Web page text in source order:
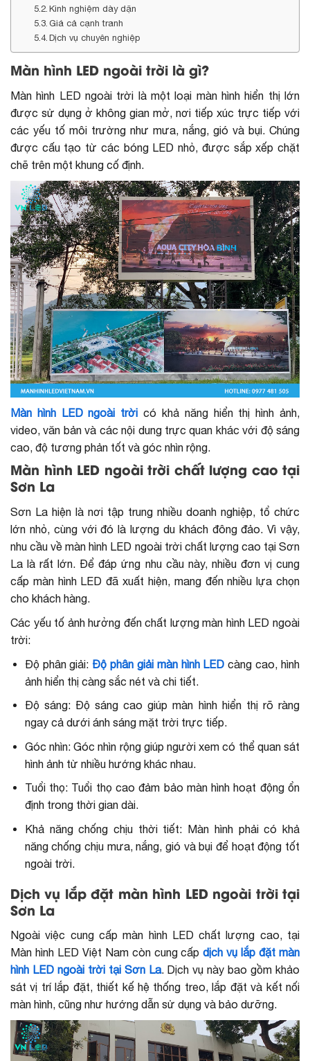
Kinh nghiệm dày dặn
Giá cả cạnh tranh
Dịch vụ chuyên nghiệp
Màn hình LED ngoài trời là gì?
Màn hình LED ngoài trời là một loại màn hình hiển thị lớn
được sử dụng ở không gian mở, nơi tiếp xúc trực tiếp với
các yếu tố môi trường như mưa, nắng, gió và bụi. Chúng
được cấu tạo từ các bóng LED nhỏ, được sắp xếp chặt
chẽ trên một khung cố định.
Màn hình LED ngoài trời có khả năng hiển thị hình ảnh,
video, văn bản và các nội dung trực quan khác với độ sáng
cao, độ tương phản tốt và góc nhìn rộng.
Màn hình LED ngoài trời chất lượng cao tại
Sơn La
Sơn La hiện là nơi tập trung nhiều doanh nghiệp, tổ chức
lớn nhỏ, cùng với đó là lượng du khách đông đảo. Vì vậy,
nhu cầu về màn hình LED ngoài trời chất lượng cao tại Sơn
La là rất lớn. Để đáp ứng nhu cầu này, nhiều đơn vị cung
cấp màn hình LED đã xuất hiện, mang đến nhiều lựa chọn
cho khách hàng.
Các yếu tố ảnh hưởng đến chất lượng màn hình LED ngoài
trời:
Độ phân giải: Độ phân giải màn hình LED càng cao, hình
ảnh hiển thị càng sắc nét và chi tiết.
Độ sáng: Độ sáng cao giúp màn hình hiển thị rõ ràng
ngay cả dưới ánh sáng mặt trời trực tiếp.
Góc nhìn: Góc nhìn rộng giúp người xem có thể quan sát
hình ảnh từ nhiều hướng khác nhau.
Tuổi thọ: Tuổi thọ cao đảm bảo màn hình hoạt động ổn
định trong thời gian dài.
Khả năng chống chịu thời tiết: Màn hình phải có khả
năng chống chịu mưa, nắng, gió và bụi để hoạt động tốt
ngoài trời.
Dịch vụ lắp đặt màn hình LED ngoài trời tại
Sơn La
Ngoài việc cung cấp màn hình LED chất lượng cao, tại
Màn hình LED Việt Nam còn cung cấpdịch vụ lắp đặt màn
hình LEDngoài trời tại Sơn La. Dịch vụ này bao gồm khảo
sát vị trí lắp đặt, thiết kế hệ thống treo, lắp đặt và kết nối
màn hình, cũng như hướng dẫn sử dụng và bảo dưỡng.